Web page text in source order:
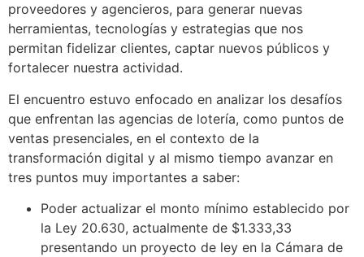
proveedores y agencieros, para generar nuevas
herramientas, tecnologías y estrategias que nos
permitan fidelizar clientes, captar nuevos públicos y
fortalecer nuestra actividad.
El encuentro estuvo enfocado en analizar los desafíos
que enfrentan las agencias de lotería, como puntos de
ventas presenciales, en el contexto de la
transformación digital y al mismo tiempo avanzar en
tres puntos muy importantes a saber:
Poder actualizar el monto mínimo establecido por
la Ley 20.630, actualmente de $1.333,33
presentando un proyecto de ley en la Cámara de